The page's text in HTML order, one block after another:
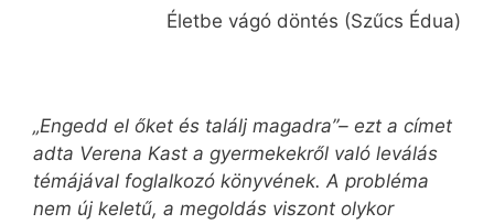
Életbe vágó döntés (Szűcs Édua)
„Engedd el őket és találj magadra”– ezt a címet
adta Verena Kast a gyermekekről való leválás
témájával foglalkozó könyvének. A probléma
nem új keletű, a megoldás viszont olykor